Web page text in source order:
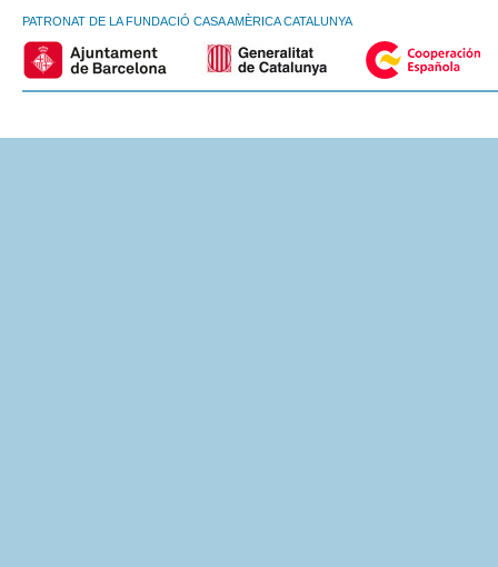
PATRONAT DE LA FUNDACIÓ CASA AMÈRICA CATALUNYA